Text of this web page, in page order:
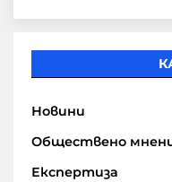
Новини
Обществено
Експертиза